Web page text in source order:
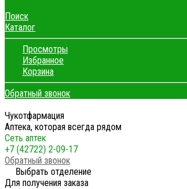
Поиск
Каталог
Просмотры
Избранное
Корзина
Обратный звонок
Чукотфармация
Аптека, которая всегда рядом
Сеть аптек
+7 (42722) 2-09-17
Обратный звонок
Выбрать отделение
Для получения заказа